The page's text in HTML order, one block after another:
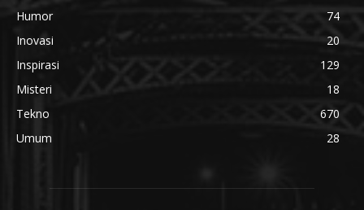
Humor
74
Inovasi
20
Inspirasi
129
Misteri
18
Tekno
670
Umum
28